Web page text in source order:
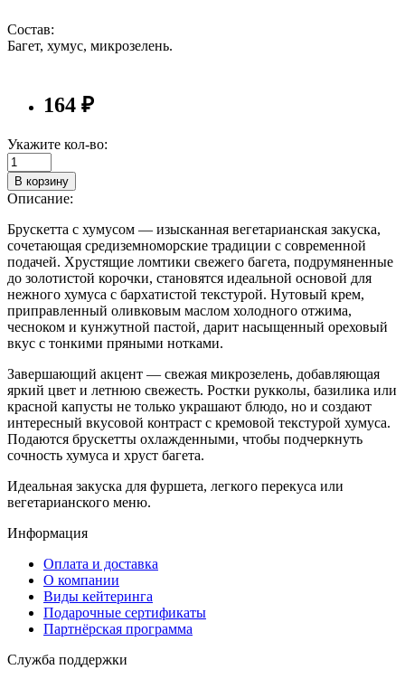
Состав:
Багет, хумус, микрозелень.
164 ₽
Укажите кол-во:
В корзину
Описание:
Брускетта с хумусом — изысканная вегетарианская закуска,
сочетающая средиземноморские традиции с современной
подачей. Хрустящие ломтики свежего багета, подрумяненные
до золотистой корочки, становятся идеальной основой для
нежного хумуса с бархатистой текстурой. Нутовый крем,
приправленный оливковым маслом холодного отжима,
чесноком и кунжутной пастой, дарит насыщенный ореховый
вкус с тонкими пряными нотками.
Завершающий акцент — свежая микрозелень, добавляющая
яркий цвет и летнюю свежесть. Ростки рукколы, базилика или
красной капусты не только украшают блюдо, но и создают
интересный вкусовой контраст с кремовой текстурой хумуса.
Подаются брускетты охлажденными, чтобы подчеркнуть
сочность хумуса и хруст багета.
Идеальная закуска для фуршета, легкого перекуса или
вегетарианского меню.
Информация
Оплата и доставка
О компании
Виды кейтеринга
Подарочные сертификаты
Партнёрская программа
Служба поддержки